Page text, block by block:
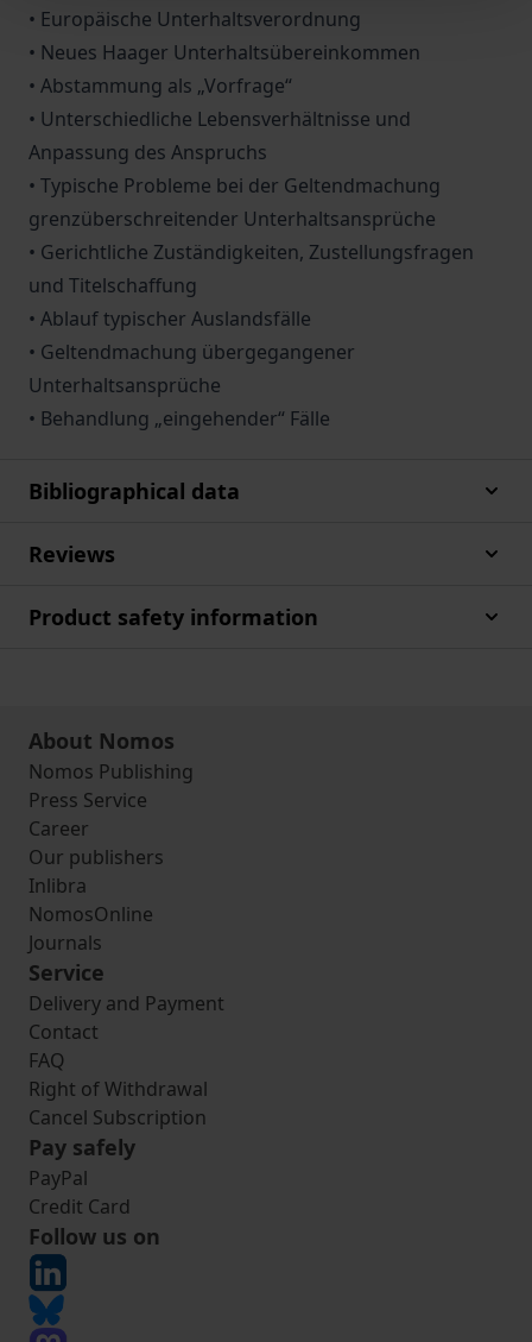
• Europäische Unterhaltsverordnung
• Neues Haager Unterhaltsübereinkommen
• Abstammung als „Vorfrage“
• Unterschiedliche Lebensverhältnisse und
Anpassung des Anspruchs
• Typische Probleme bei der Geltendmachung
grenzüberschreitender Unterhaltsansprüche
• Gerichtliche Zuständigkeiten, Zustellungsfragen
und Titelschaffung
• Ablauf typischer Auslandsfälle
• Geltendmachung übergegangener
Unterhaltsansprüche
• Behandlung „eingehender“ Fälle
Bibliographical data
Reviews
Product safety information
About Nomos
Nomos Publishing
Press Service
Career
Our publishers
Inlibra
NomosOnline
Journals
Service
Delivery and Payment
Contact
FAQ
Right of Withdrawal
Cancel Subscription
Pay safely
PayPal
Credit Card
Follow us on